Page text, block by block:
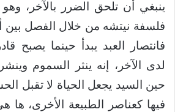
ينبغي أن تلحق الضرر بالآخر،
فلسفة نيتشه من خلال الفصل بين
فانتصار العبد يبدأ حينما يصبح
لدى الآخر، إنه ينثر السموم
حين السيد يجعل الحياة لا تقبل
فيها كعناصر الطبيعة الأخرى، ها